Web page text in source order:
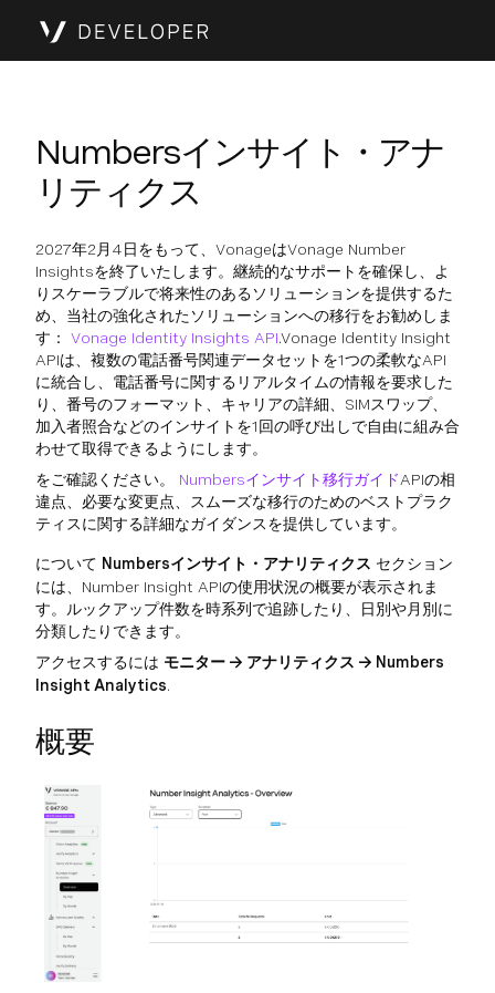
Numbersインサイト・アナ
リティクス
2027年2月4日をもって、VonageはVonage Number
Insightsを終了いたします。継続的なサポートを確保し、よ
りスケーラブルで将来性のあるソリューションを提供するた
め、当社の強化されたソリューションへの移行をお勧めしま
す： Vonage Identity Insights API.Vonage Identity Insight
APIは、複数の電話番号関連データセットを1つの柔軟なAPI
に統合し、電話番号に関するリアルタイムの情報を要求した
り、番号のフォーマット、キャリアの詳細、SIMスワップ、
加入者照合などのインサイトを1回の呼び出しで自由に組み合
わせて取得できるようにします。
をご確認ください。 Numbersインサイト移行ガイドAPIの相
違点、必要な変更点、スムーズな移行のためのベストプラク
ティスに関する詳細なガイダンスを提供しています。
について Numbersインサイト・アナリティクス セクション
には、Number Insight APIの使用状況の概要が表示されま
す。ルックアップ件数を時系列で追跡したり、日別や月別に
分類したりできます。
アクセスするには モニター → アナリティクス → Numbers
Insight Analytics.
概要